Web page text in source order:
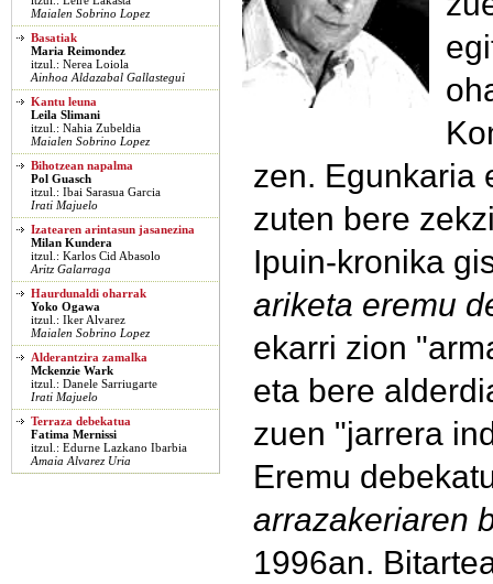
zen. Egunkaria
zuten bere
Ipuin-kronika
ariketa eremu
ekarri zion
eta bere
zuen "jarrera
Eremu
arrazakeriaren
1996an.
Maialen Sobrino Lopez
Basatiak
Maria Reimondez
itzul.: Nerea Loiola
Ainhoa Aldazabal Gallastegui
Kantu leuna
Leila Slimani
itzul.: Nahia Zubeldia
Maialen Sobrino Lopez
Bihotzean napalma
Pol Guasch
itzul.: Ibai Sarasua Garcia
Irati Majuelo
Izatearen arintasun jasanezina
Milan Kundera
itzul.: Karlos Cid Abasolo
Aritz Galarraga
Haurdunaldi oharrak
Yoko Ogawa
itzul.: Iker Alvarez
Maialen Sobrino Lopez
Alderantzira zamalka
Mckenzie Wark
itzul.: Danele Sarriugarte
Irati Majuelo
Terraza debekatua
Fatima Mernissi
itzul.: Edurne Lazkano Ibarbia
Amaia Alvarez Uria